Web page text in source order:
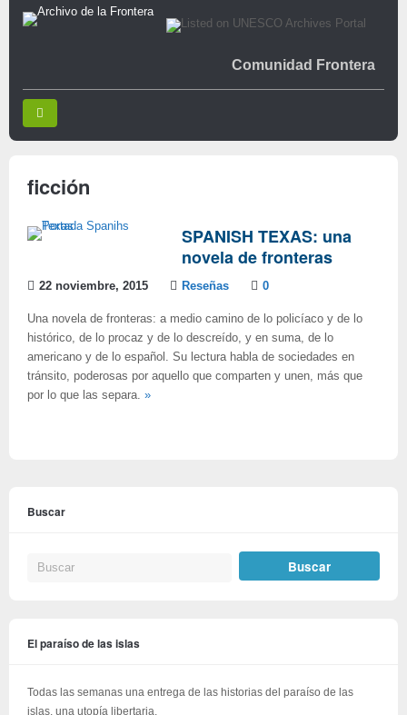
Comunidad Frontera
ficción
SPANISH TEXAS: una
novela de fronteras
22 noviembre, 2015 Reseñas 0
Una novela de fronteras: a medio camino de lo policíaco y de lo
histórico, de lo procaz y de lo descreído, y en suma, de lo
americano y de lo español. Su lectura habla de sociedades en
tránsito, poderosas por aquello que comparten y unen, más que
por lo que las separa. »
Buscar
El paraíso de las islas
Todas las semanas una entrega de las historias del paraíso de las
islas, una utopía libertaria.